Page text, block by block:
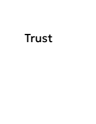
Trust